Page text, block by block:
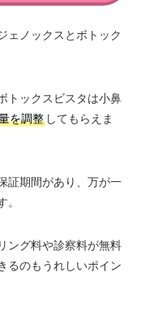
ェノックスとボトック
トックスビスタは小鼻
を調整してもらえま
証期間があり、万が一
ング料や診察料が無料
るのもうれしいポイン